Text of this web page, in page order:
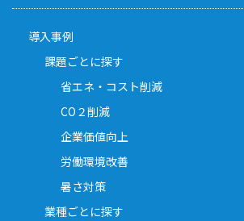
導入事例
課題ごとに探す
省エネ・コスト削減
CO２削減
企業価値向上
労働環境改善
暑さ対策
業種ごとに探す